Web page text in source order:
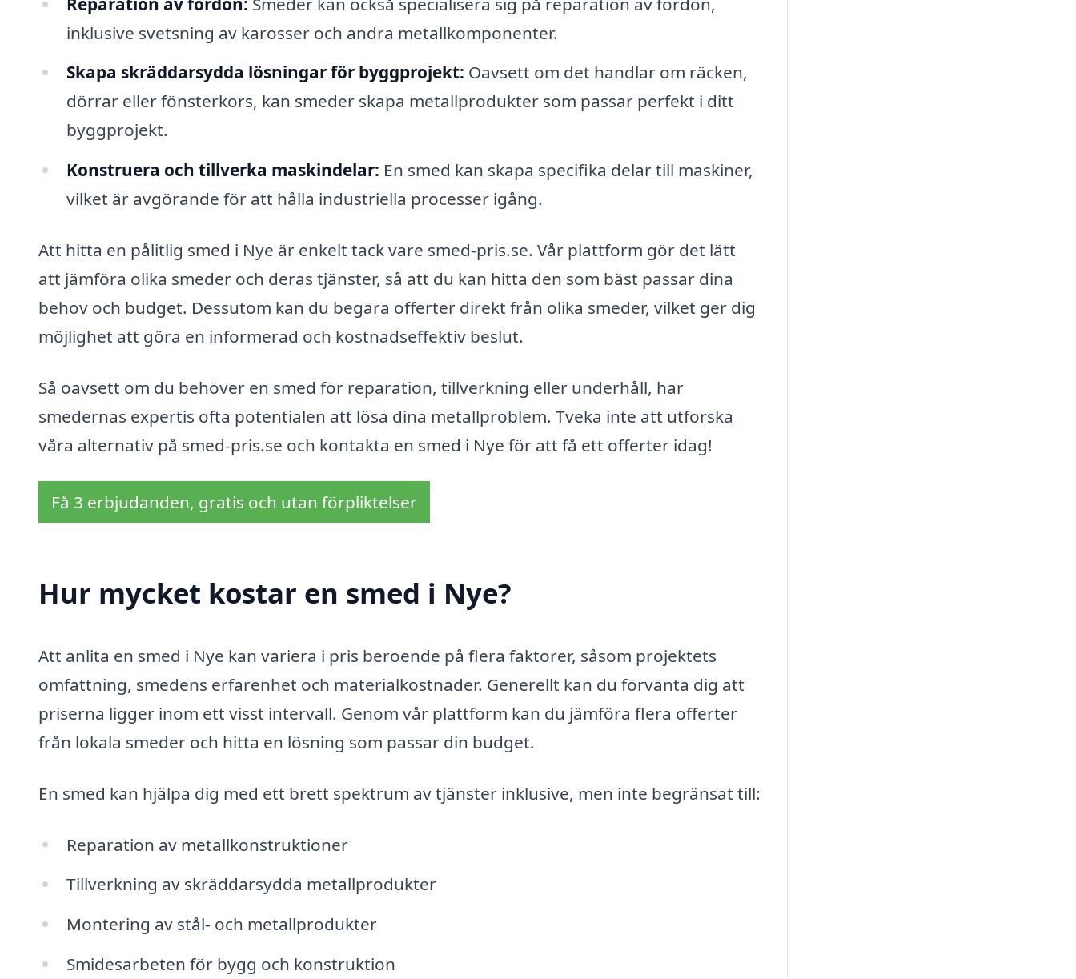
inklusive svetsning av karosser och andra metallkomponenter.
Skapa skräddarsydda lösningar för byggprojekt: Oavsett om det handlar om räcken,
dörrar eller fönsterkors, kan smeder skapa metallprodukter som passar perfekt i ditt
byggprojekt.
Konstruera och tillverka maskindelar: En smed kan skapa specifika delar till maskiner,
vilket är avgörande för att hålla industriella processer igång.
Att hitta en pålitlig smed i Nye är enkelt tack vare smed-pris.se. Vår plattform gör det lätt
att jämföra olika smeder och deras tjänster, så att du kan hitta den som bäst passar dina
behov och budget. Dessutom kan du begära offerter direkt från olika smeder, vilket ger dig
möjlighet att göra en informerad och kostnadseffektiv beslut.
Så oavsett om du behöver en smed för reparation, tillverkning eller underhåll, har
smedernas expertis ofta potentialen att lösa dina metallproblem. Tveka inte att utforska
våra alternativ på smed-pris.se och kontakta en smed i Nye för att få ett offerter idag!
Få 3 erbjudanden, gratis och utan förpliktelser
Hur mycket kostar en smed i Nye?
Att anlita en smed i Nye kan variera i pris beroende på flera faktorer, såsom projektets
omfattning, smedens erfarenhet och materialkostnader. Generellt kan du förvänta dig att
priserna ligger inom ett visst intervall. Genom vår plattform kan du jämföra flera offerter
från lokala smeder och hitta en lösning som passar din budget.
En smed kan hjälpa dig med ett brett spektrum av tjänster inklusive, men inte begränsat till:
Reparation av metallkonstruktioner
Tillverkning av skräddarsydda metallprodukter
Montering av stål- och metallprodukter
Smidesarbeten för bygg och konstruktion